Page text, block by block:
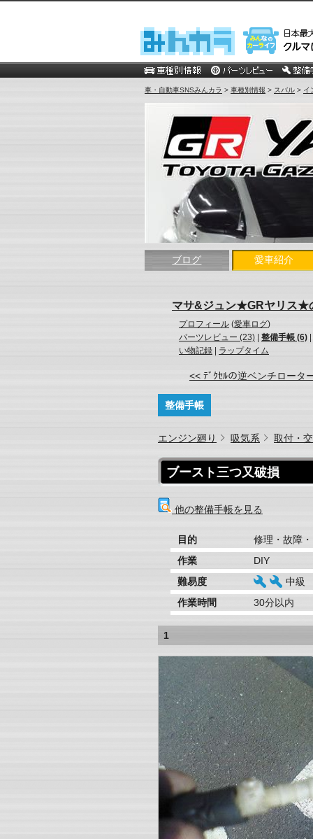
車・自動車SNSみんカラ > 車種別情報 > スバル > イ
ブログ 愛車紹介
マサ&ジュン★GRヤリス★
プロフィール (愛車ログ)
パーツレビュー (23)
整備手帳 (6)
い物記録
ラップタイム
<< ﾃﾞｸｾﾙの逆ベンチロータ
整備手帳
エンジン廻り 吸気系 取付・
ブースト三つ又破損
他の整備手帳を見る
目的
修理・故障
作業
DIY
難易度
中級
作業時間
30分以内
1